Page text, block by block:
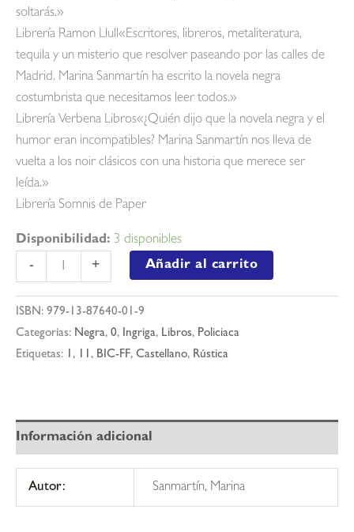
soltarás.»
Librería Ramon Llull«Escritores, libreros, metaliteratura,
tequila y un misterio que resolver paseando por las calles de
Madrid. Marina Sanmartín ha escrito la novela negra
costumbrista que necesitamos leer todos.»
Librería Verbena Libros«¿Quién dijo que la novela negra y el
humor eran incompatibles? Marina Sanmartín nos lleva de
vuelta a los noir clásicos con una historia que merece ser
leída.»
Librería Somnis de Paper
Disponibilidad: 3 disponibles
-
doble
desaparición
de
abril
+ Añadir al carrito
ISBN: 979-13-87640-01-9
Categorías: Negra, 0, Ingriga, Libros, Policiaca
Etiquetas: 1 , 11 , BIC-FF, Castellano, Rústica
Información adicional
Autor: Sanmartín, Marina